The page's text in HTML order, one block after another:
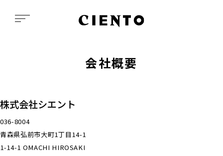
会社概要
株式会社シエント
036-8004
青森県弘前市大町1丁目14-1
1-14-1 OMACHI HIROSAKI